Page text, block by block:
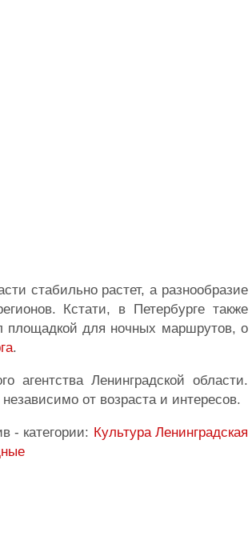
стабильно растет, а разнообразие
Кстати, в Петербурге также
площадкой для ночных маршрутов, о
.
агентства Ленинградской области.
от возраста и интересов.
- категории: Культура Ленинградская